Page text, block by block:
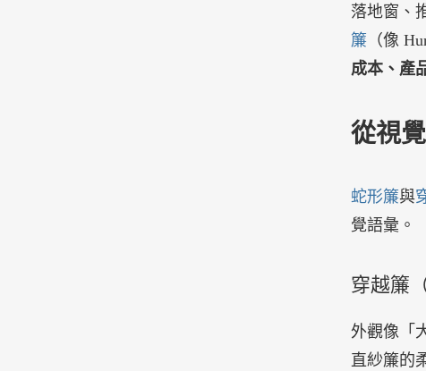
落地窗、
簾 （像
成本、產
從視
蛇形簾與
覺語彙。
穿越簾
外觀像「
直紗簾的